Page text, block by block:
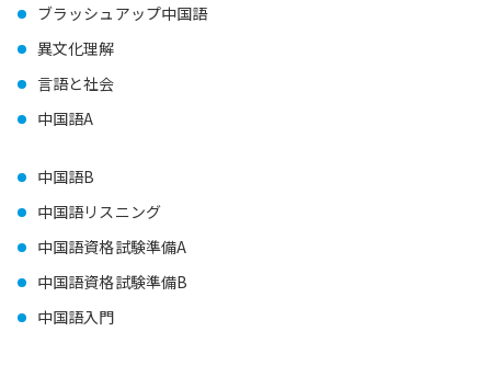
ブラッシュアップ中国語
異文化理解
言語と社会
中国語A
中国語B
中国語リスニング
中国語資格試験準備A
中国語資格試験準備B
中国語入門